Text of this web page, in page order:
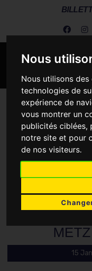
Nous
Nous utilisons
technologies de
expérience de
vous montrer un
publicités ciblées,
notre site et pour
de nos visiteurs.
Metz Handball > OGC
Handball
NICE
15